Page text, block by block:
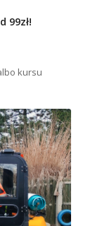
99zł!
kursu